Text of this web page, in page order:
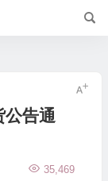
公告通
35,469